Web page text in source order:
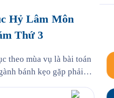
Hỷ Lâm Môn
Thứ 3
theo mùa vụ là bài toán
bánh kẹo gặp phải